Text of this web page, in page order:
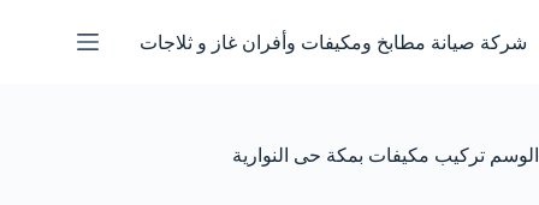
إلى
المحتوى
شركة صيانة مطابخ ومكيفات وأفران غاز و ثلاجات
الوسم تركيب مكيفات بمكة حى النوارية